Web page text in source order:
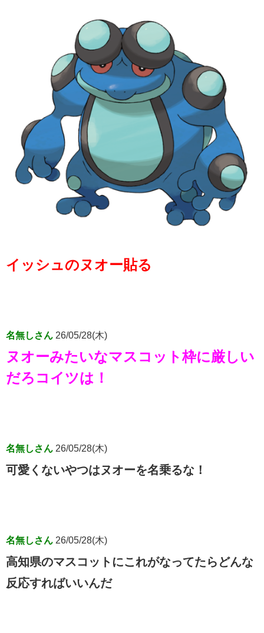
イッシュのヌオー貼る
名無しさん 26/05/28(木)
ヌオーみたいなマスコット枠に厳しい
だろコイツは！
名無しさん 26/05/28(木)
可愛くないやつはヌオーを名乗るな！
名無しさん 26/05/28(木)
高知県のマスコットにこれがなってたらどんな
反応すればいいんだ